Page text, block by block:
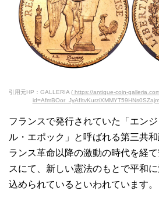
引用元HP：GALLERIA ( https://antique-coin-
フランスで発行されていた「エン
ル・エポック」と呼ばれる第三共
ランス革命以降の激動の時代を経
スにて、新しい憲法のもとで平和
込められているといわれています。